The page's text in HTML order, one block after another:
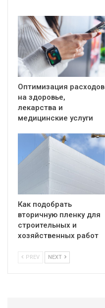
Оптимизация расходов
на здоровье,
лекарства и
медицинские услуги
Как подобрать
вторичную пленку для
строительных и
хозяйственных работ
PREV NEXT